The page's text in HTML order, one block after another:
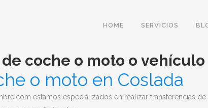
HOME SERVICIOS
coche o moto o vehículo
o moto en Coslada
estamos especializados en realizar transferencias